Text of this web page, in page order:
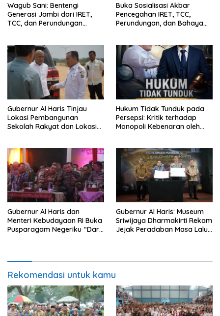
Wagub Sani: Bentengi
Generasi Jambi dari IRET,
TCC, dan Perundungan
Buka Sosialisasi Akbar
Pencegahan IRET, TCC,
Perundungan, dan Bahaya
bisa jaga diri, 60% masa
depan sudah ada di tangan”
Gubernur Al Haris Tinjau
Lokasi Pembangunan
Sekolah Rakyat dan Lokasi
Hukum Tidak Tunduk pada
Persepsi: Kritik terhadap
Monopoli Kebenaran oleh
Gubernur Al Haris dan
Menteri Kebudayaan RI Buka
Pusparagam Negeriku “Dari
Gubernur Al Haris: Museum
Sriwijaya Dharmakirti Rekam
Jejak Peradaban Masa Lalu
Rekomendasi untuk kamu